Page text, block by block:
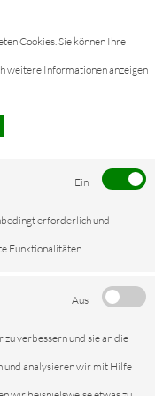
Cookies. Sie können Ihre
weitere Informationen anzeigen
Ein
erforderlich und
Funktionalitäten.
Aus
verbessern und sie an die
und analysieren wir mit Hilfe